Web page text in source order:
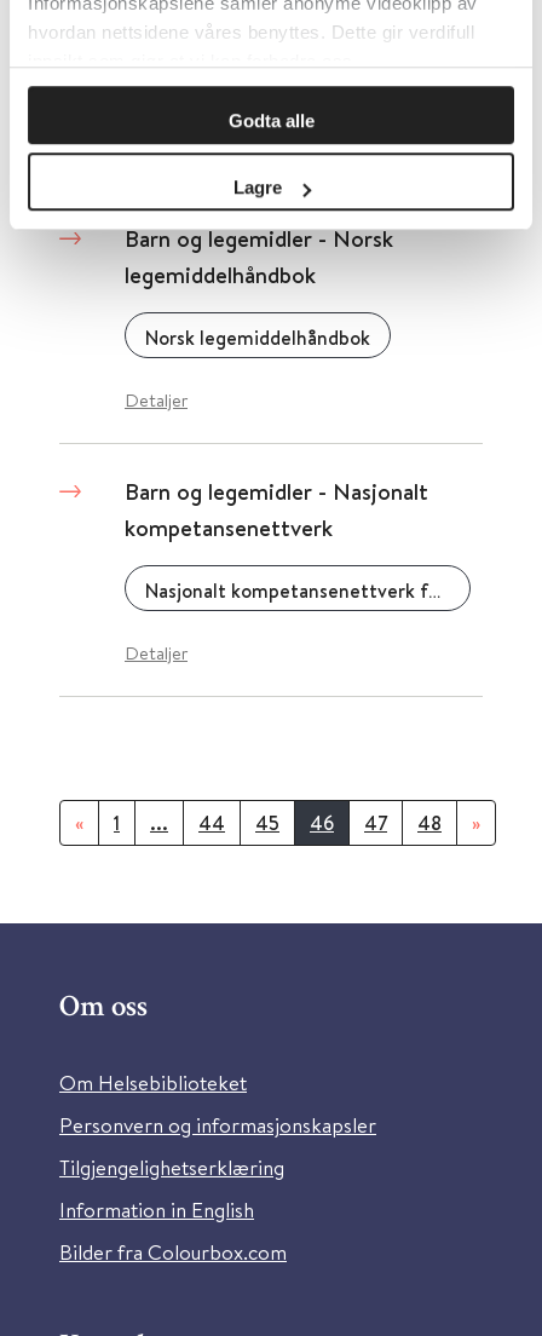
hvordan nettsidene våres benyttes. Dette gir verdifull
Godta alle
Lagre
Barn og medier 2024
Medietilsynet
Detaljer
Barn og legemidler - Norsk
legemiddelhåndbok
Norsk legemiddelhåndbok
Detaljer
Barn og legemidler - Nasjonalt
kompetansenettverk
Nasjonalt kompetansenettverk for legemidler til barn
Detaljer
« 1 ... 44 45 46 47 48 »
Om oss
Om Helsebiblioteket
Personvern og informasjonskapsler
Tilgjengelighetserklæring
Information in English
Bilder fra Colourbox.com